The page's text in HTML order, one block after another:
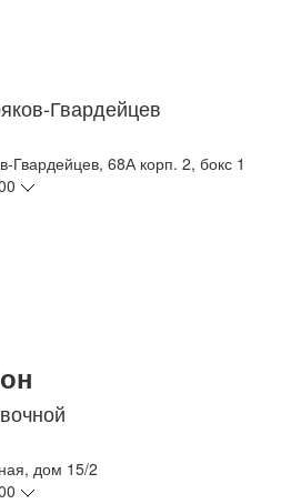
Гвардейцев
Гвардейцев, 68А корп. 2, бокс 1
дом 15/2